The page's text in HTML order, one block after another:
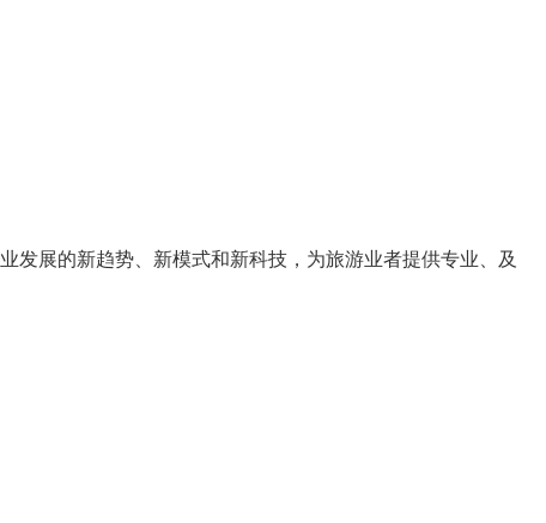
发展的新趋势 新模式和新科技 ，为旅游业者提供专业、及